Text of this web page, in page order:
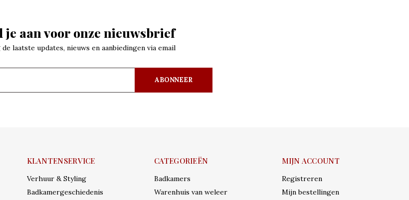
je aan voor onze nieuwsbrief
de laatste updates, nieuws en aanbiedingen via email
ABONNEER
KLANTENSERVICE
Verhuur & Styling
Badkamergeschiedenis
CATEGORIEËN
Badkamers
Warenhuis van weleer
MIJN ACCOUNT
Registreren
Mijn bestellingen